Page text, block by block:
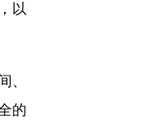
以
、
的